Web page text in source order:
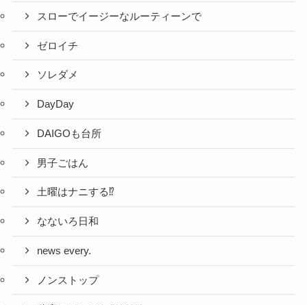
スローでイージーなルーティーンで
ゼロイチ
ソレダメ
DayDay
DAIGOも台所
男子ごはん
土曜はナニする⁉
なないろ日和
news every.
ノンストップ